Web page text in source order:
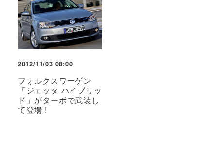
2012/11/03 08:00
フォルクスワーゲン
「ジェッタ ハイブリッ
ド」がターボで武装し
て登場 !